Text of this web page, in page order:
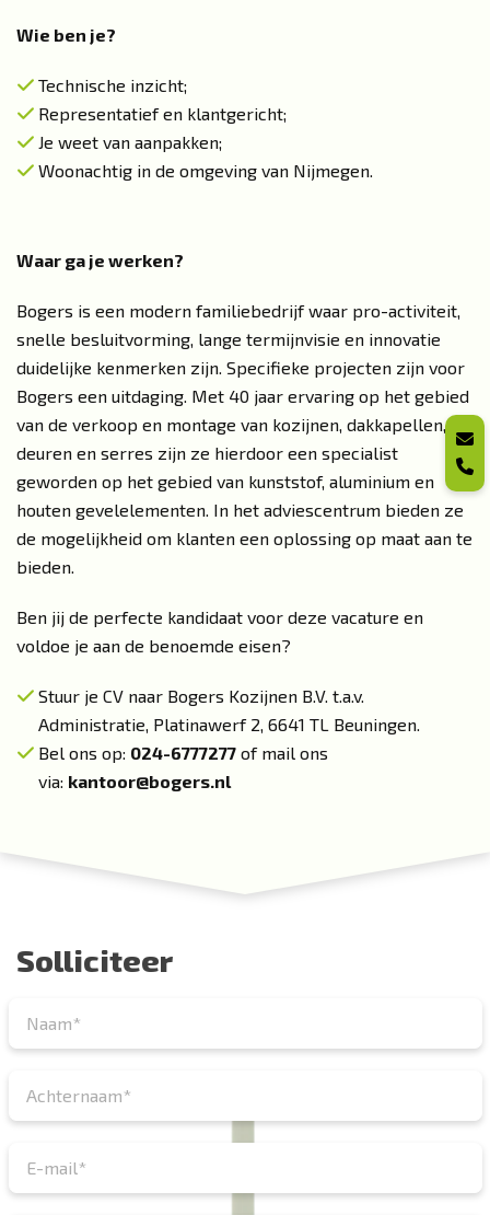
Wie ben je?
Technische inzicht;
Representatief en klantgericht;
Je weet van aanpakken;
Woonachtig in de omgeving van Nijmegen.
Waar ga je werken?
Bogers is een modern familiebedrijf waar pro-activiteit,
snelle besluitvorming, lange termijnvisie en innovatie
duidelijke kenmerken zijn. Specifieke projecten zijn voor
Bogers een uitdaging. Met 40 jaar ervaring op het gebied
van de verkoop en montage van kozijnen, dakkapellen,
deuren en serres zijn ze hierdoor een specialist
geworden op het gebied van kunststof, aluminium en
houten gevelelementen. In het adviescentrum bieden ze
de mogelijkheid om klanten een oplossing op maat aan te
bieden.
Ben jij de perfecte kandidaat voor deze vacature en
voldoe je aan de benoemde eisen?
Stuur je CV naar Bogers Kozijnen B.V. t.a.v.
Administratie, Platinawerf 2, 6641 TL Beuningen.
Bel ons op: 024-6777277 of mail ons
via: kantoor@bogers.nl
Solliciteer